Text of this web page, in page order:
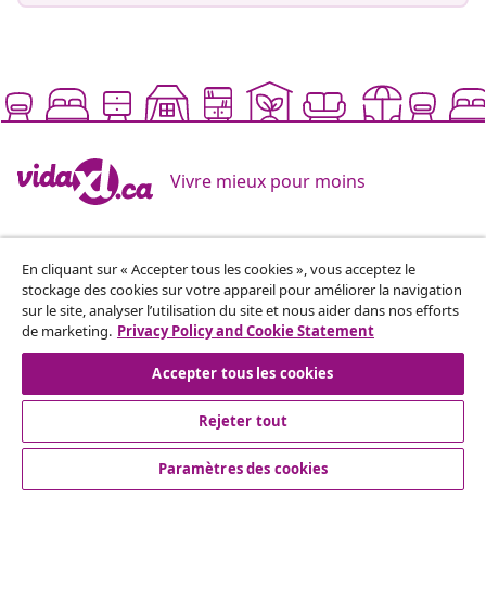
Vivre mieux pour moins
Inscrivez-vous à notre newsletter
Rejoignez plus de 700 000 acheteurs qui reçoivent les
offres hebdomadaires, les promotions saisonnières et
les nouveautés de vidaXL.
En cliquant sur « Accepter tous les cookies », vous acceptez le
stockage des cookies sur votre appareil pour améliorer la navigation
sur le site, analyser l’utilisation du site et nous aider dans nos efforts
de marketing. Privacy Policy and Cookie Statement
Accepter tous les cookies
Rejeter tout
Paramètres des cookies